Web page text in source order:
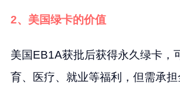
2、美国绿卡的价值
美国EB1A获批后获得永久绿卡，
育、医疗、就业等福利，但需承